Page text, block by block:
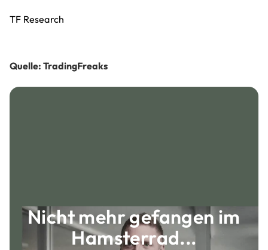
TF Research
Quelle: TradingFreaks
Nicht mehr gefangen im
Hamsterrad...